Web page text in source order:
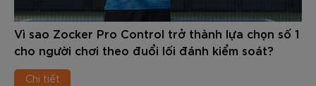
Vì sao Zocker Pro Control trở thành lựa chọn số 1
cho người chơi theo đuổi lối đánh kiểm soát?
Chi tiết